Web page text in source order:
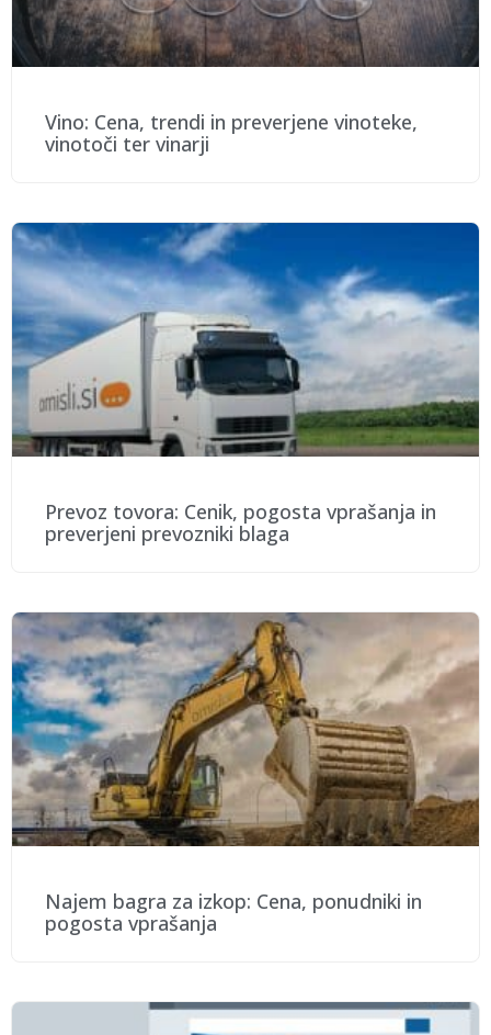
Vino: Cena, trendi in preverjene vinoteke,
vinotoči ter vinarji
Prevoz tovora: Cenik, pogosta vprašanja in
preverjeni prevozniki blaga
Najem bagra za izkop: Cena, ponudniki in
pogosta vprašanja